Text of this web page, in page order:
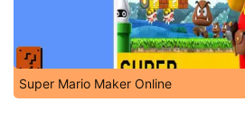
Super Mario Maker Online